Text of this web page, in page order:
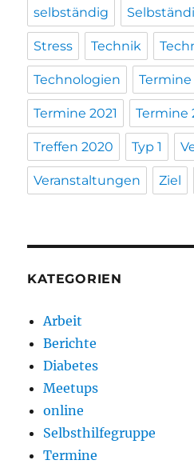
selbständig
Stress Technik
Technologien Termine
Termine 2021 Termine
Treffen 2020 Typ 1
Veranstaltungen Ziel
KATEGORIEN
Arbeit
Berichte
Diabetes
Meetups
online
Selbsthilfegruppe
Termine